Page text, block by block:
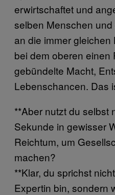
erwirtschaftet und
selben Menschen
an die immer
bei dem oberen einen
gebündelte Macht,
Lebenschancen. Das
**Aber nutzt du selbst
Sekunde in gewisser
Reichtum, um
machen?
**Klar, du sprichst
Expertin bin, sondern